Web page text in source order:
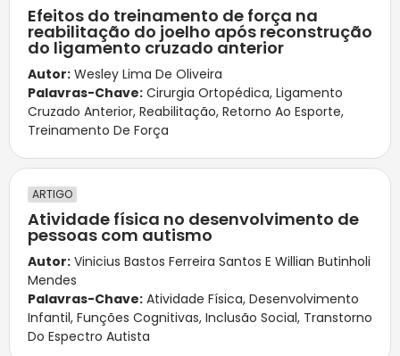
Efeitos do treinamento de força na
reabilitação do joelho após reconstrução
do ligamento cruzado anterior
Autor: Wesley Lima De Oliveira
Palavras-Chave: Cirurgia Ortopédica, Ligamento
Cruzado Anterior, Reabilitação, Retorno Ao Esporte,
Treinamento De Força
ARTIGO
Atividade física no desenvolvimento de
pessoas com autismo
Autor: Vinicius Bastos Ferreira Santos E Willian Butinholi
Mendes
Palavras-Chave: Atividade Física, Desenvolvimento
Infantil, Funções Cognitivas, Inclusão Social, Transtorno
Do Espectro Autista